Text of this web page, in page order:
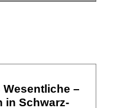
–
in Schwarz-